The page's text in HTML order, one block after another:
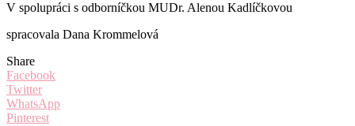
V spolupráci s odborníčkou MUDr. Alenou Kadlíčkovou
spracovala Dana Krommelová
Share
Facebook
Twitter
WhatsApp
Pinterest